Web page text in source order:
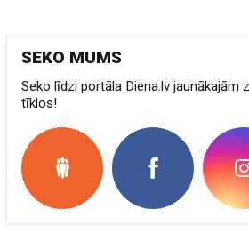
SEKO MUMS
Seko līdzi portāla Diena.lv jaunākajām
tīklos!